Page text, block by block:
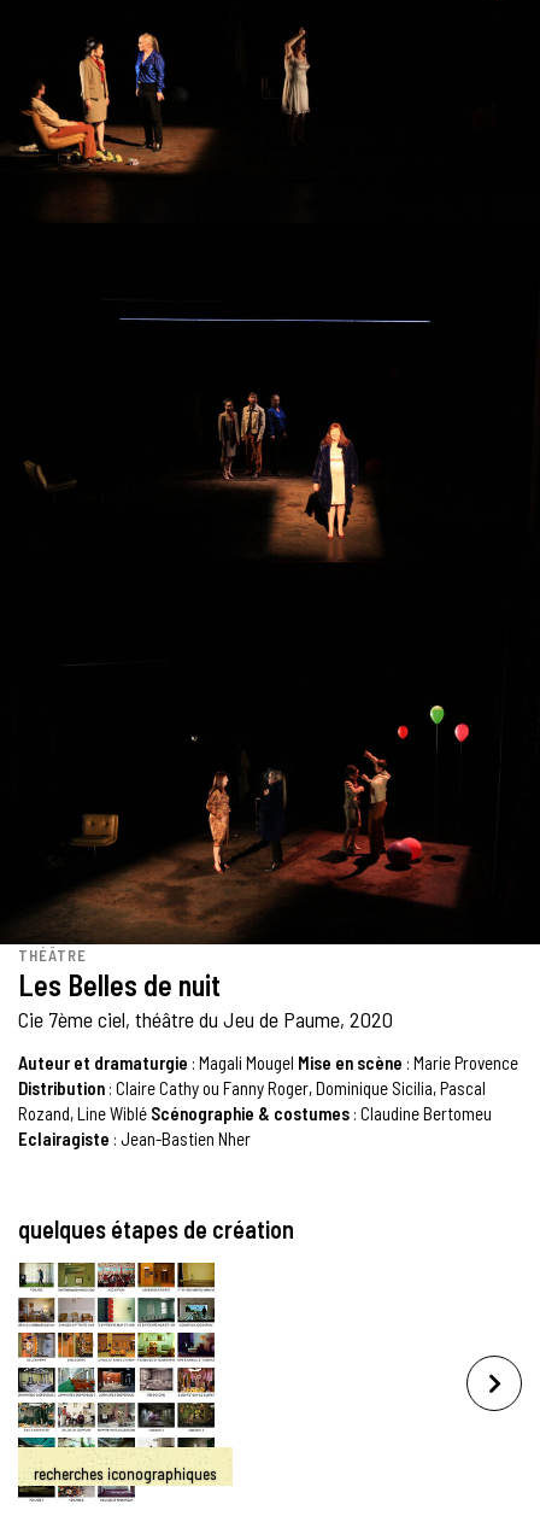
THÉÂTRE
Les Belles de nuit
Cie 7ème ciel, théâtre du Jeu de Paume, 2020
Auteur et dramaturgie : Magali Mougel Mise en scène : Marie Provence
Distribution : Claire Cathy ou Fanny Roger, Dominique Sicilia, Pascal
Rozand, Line Wiblé Scénographie & costumes : Claudine Bertomeu
Eclairagiste : Jean-Bastien Nher
quelques étapes de création
recherches iconographiques